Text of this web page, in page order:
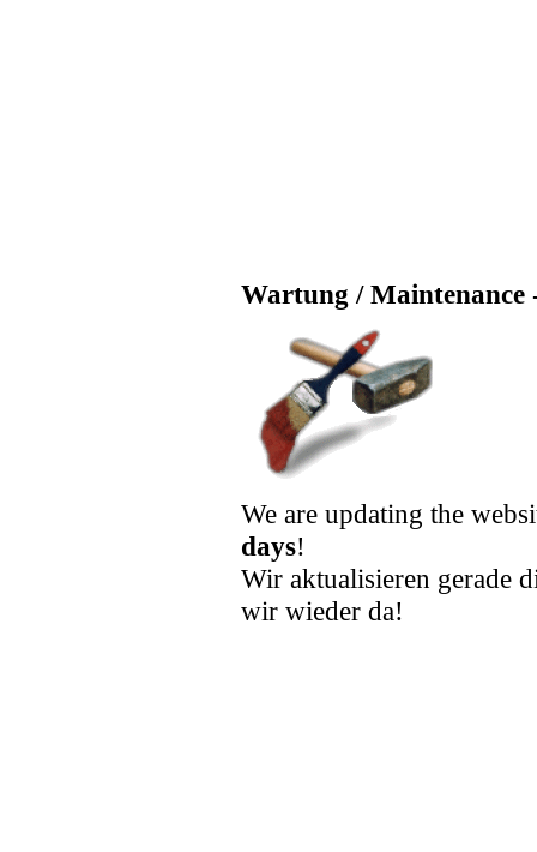
Wartung / Maintenance
We are updating the
days!
Wir aktualisieren gerade
wir wieder da!